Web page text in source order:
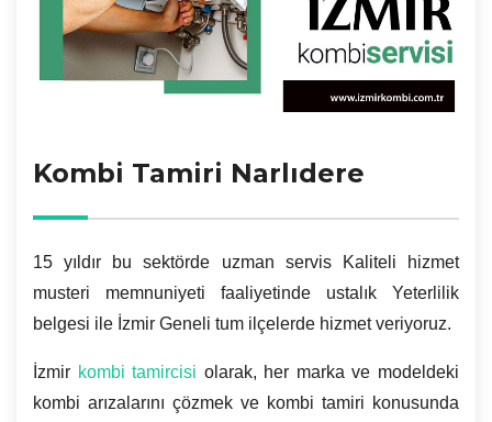
Kombi Tamiri Narlıdere
15 yıldır bu sektörde uzman servis Kaliteli hizmet
musteri memnuniyeti faaliyetinde ustalık Yeterlilik
belgesi ile İzmir Geneli tum ilçelerde hizmet veriyoruz.
İzmir kombi tamircisi olarak, her marka ve modeldeki
kombi arızalarını çözmek ve kombi tamiri konusunda